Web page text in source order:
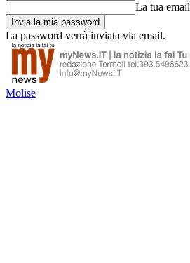
La tua email
La password verrà inviata via email.
Molise